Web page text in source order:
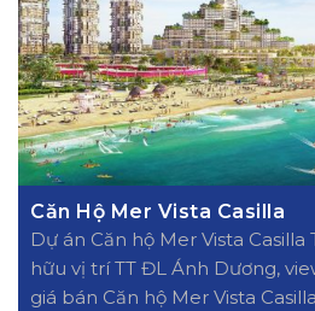
Căn Hộ Mer Vista Casilla
Dự án Căn hộ Mer Vista
hữu vị trí TT ĐL Ánh Dương,
giá bán Căn hộ Mer Vista